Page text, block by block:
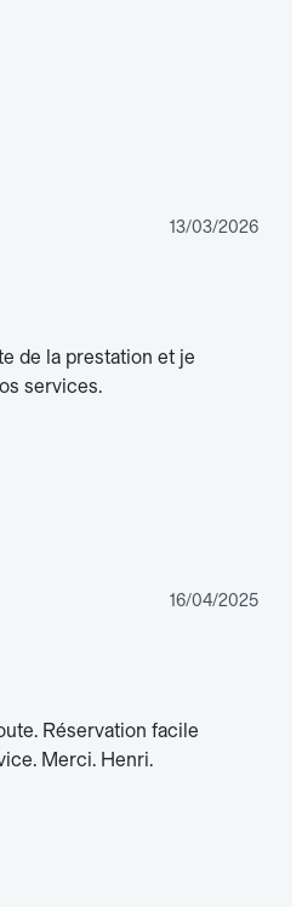
13/03/2026
de la prestation et je
services.
16/04/2025
Réservation facile
Merci. Henri.